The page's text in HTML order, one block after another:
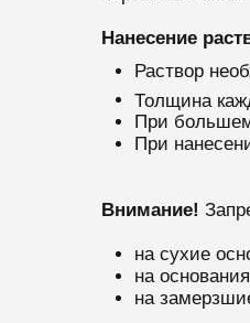
Нанесение
Раствор
Толщина
При
При
Внимание!
на сухие
на
на